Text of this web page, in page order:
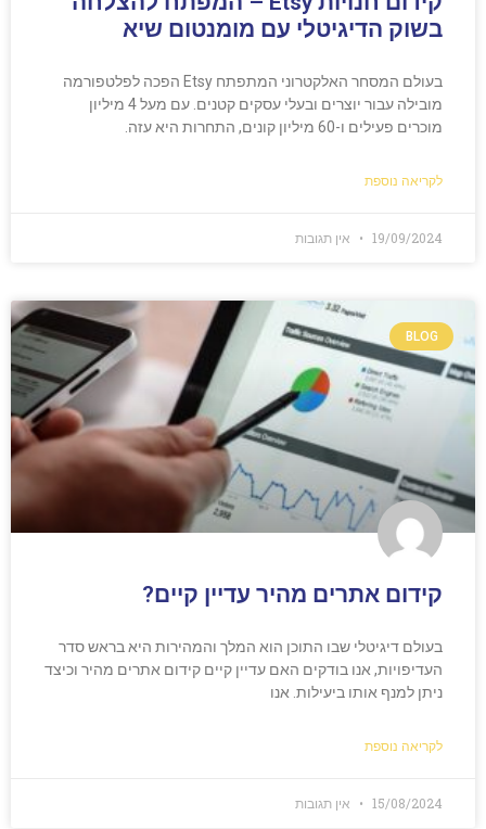
בשוק הדיגיטלי עם מומנטום שיא
בעולם המסחר האלקטרוני המתפתח Etsy הפכה לפלטפורמה
מובילה עבור יוצרים ובעלי עסקים קטנים. עם מעל 4 מיליון
מוכרים פעילים ו-60 מיליון קונים, התחרות היא עזה.
לקריאה נוספת
19/09/2024 אין תגובות
BLOG
קידום אתרים מהיר עדיין קיים?
בעולם דיגיטלי שבו התוכן הוא המלך והמהירות היא בראש סדר
העדיפויות, אנו בודקים האם עדיין קיים קידום אתרים מהיר וכיצד
ניתן למנף אותו ביעילות. אנו
לקריאה נוספת
15/08/2024 אין תגובות